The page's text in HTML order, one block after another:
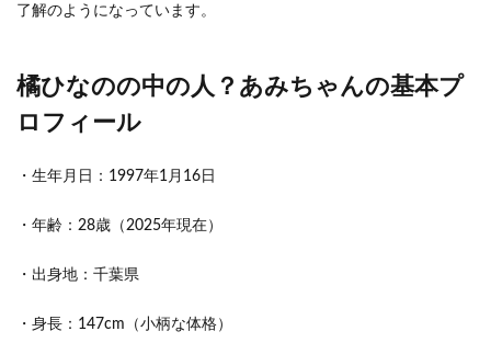
橘ひ
の
人？
あみ
ちゃ
基本
ール
の中
了解のようになっています。
橘ひなのの中の人？あみちゃんの基本プ
ロフィール
・生年月日：1997年1月16日
・年齢：28歳（2025年現在）
・出身地：千葉県
・身長：147cm（小柄な体格）